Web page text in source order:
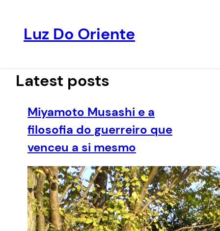
conteúdo
Luz Do Oriente
Latest posts
Miyamoto Musashi e a
filosofia do guerreiro que
venceu a si mesmo